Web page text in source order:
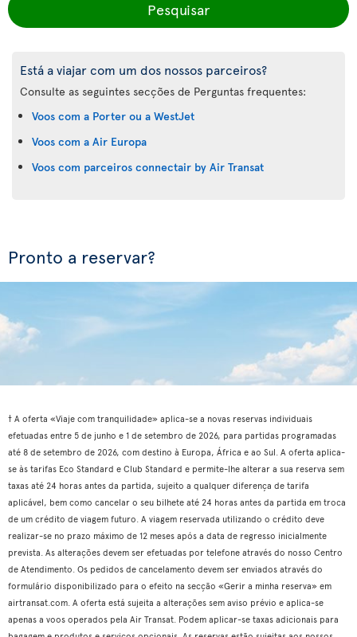
Pesquisar
Está a viajar com um dos nossos parceiros?
Consulte as seguintes secções de Perguntas frequentes:
Voos com a Porter ou a WestJet
Voos com a Air Europa
Voos com parceiros connectair by Air Transat
Pronto a reservar?
† A oferta «Viaje com tranquilidade» aplica-se a novas reservas individuais
efetuadas entre 5 de junho e 1 de setembro de 2026, para partidas programadas
até 8 de setembro de 2026, com destino à Europa, África e ao Sul. A oferta aplica-
se às tarifas Eco Standard e Club Standard e permite-lhe alterar a sua reserva sem
taxas até 24 horas antes da partida, sujeito a qualquer diferença de tarifa
aplicável, bem como cancelar o seu bilhete até 24 horas antes da partida em troca
de um crédito de viagem futuro. A viagem reservada utilizando o crédito deve
realizar-se no prazo máximo de 12 meses após a data de regresso inicialmente
prevista. As alterações devem ser efetuadas por telefone através do nosso Centro
de Atendimento. Os pedidos de cancelamento devem ser enviados através do
formulário disponibilizado para o efeito na secção «Gerir a minha reserva» em
airtransat.com. A oferta está sujeita a alterações sem aviso prévio e aplica-se
apenas a voos operados pela Air Transat. Podem aplicar-se taxas adicionais para